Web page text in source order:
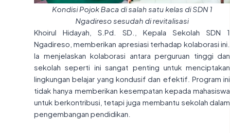
Kondisi Pojok Baca di salah satu kelas di SDN 1
Ngadireso sesudah di revitalisasi
Khoirul Hidayah, S.Pd. SD., Kepala Sekolah SDN 1
Ngadireso, memberikan apresiasi terhadap kolaborasi ini.
Ia menjelaskan kolaborasi antara perguruan tinggi dan
sekolah seperti ini sangat penting untuk menciptakan
lingkungan belajar yang kondusif dan efektif. Program ini
tidak hanya memberikan kesempatan kepada mahasiswa
untuk berkontribusi, tetapi juga membantu sekolah dalam
pengembangan pendidikan.